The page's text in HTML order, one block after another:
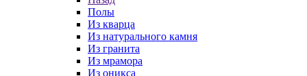
Полы
Из кварца
Из натурального камня
Из гранита
Из мрамора
Из оникса